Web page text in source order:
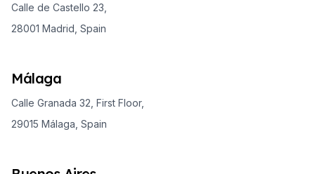
Calle de Castello 23,
28001 Madrid, Spain
Málaga
Calle Granada 32, First Floor,
29015 Málaga, Spain